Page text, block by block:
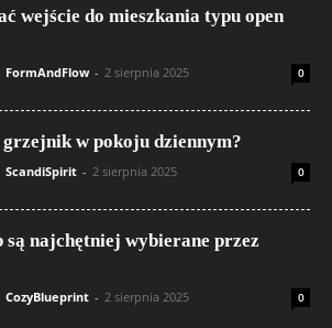
wejście do mieszkania typu open
FormAndFlow - 2 sierpnia 2025 0
w pokoju dziennym?
ScandiSpirit - 2 sierpnia 2025 0
najchętniej wybierane przez
CozyBlueprint - 2 sierpnia 2025 0